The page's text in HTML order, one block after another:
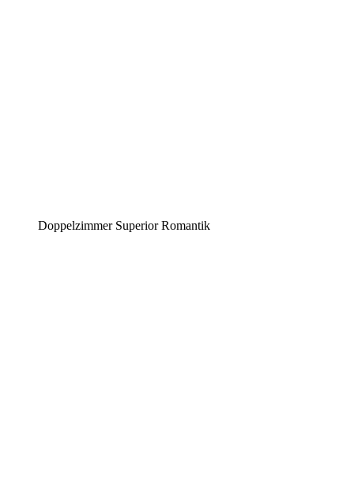
Doppelzimmer Superior Romantik